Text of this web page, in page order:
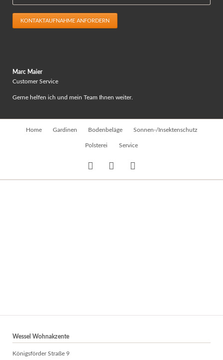
KONTAKTAUFNAHME ANFORDERN
Marc Maier
Customer Service
Gerne helfen ich und mein Team Ihnen weiter.
Home Gardinen Bodenbeläge Sonnen-/Insektenschutz
Polsterei Service
Wessel Wohnakzente
Königsförder Straße 9